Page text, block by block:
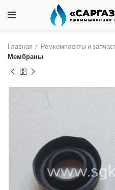
Главная
Ремкомплекты и
Мембраны